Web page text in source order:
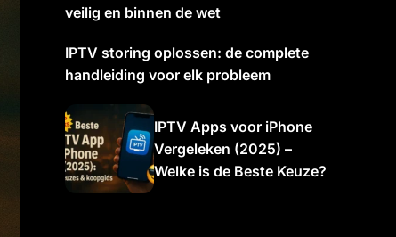
veilig en binnen de wet
IPTV storing oplossen: de complete
handleiding voor elk probleem
IPTV Apps voor iPhone
Vergeleken (2025) –
Welke is de Beste Keuze?